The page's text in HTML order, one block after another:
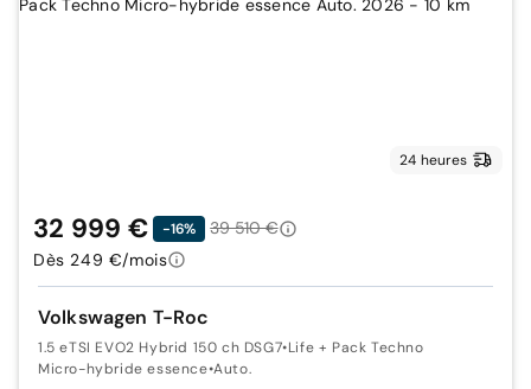
24 heures
Volkswagen T-Roc
1.5 eTSI EVO2 Hybrid 150 ch DSG7•Life + Pack Techno
Micro-hybride essence•Auto.
32 999 € -16%
39 510 €
Dès 249 €/mois